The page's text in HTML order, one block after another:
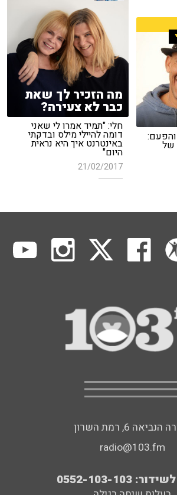
מה הזכיר לך שאת
כבר לא צעירה?
חלי: "תמיד אמרו לי שאני
דומה להיילי מילס ובדקתי
באינטרנט איך היא נראית
היום"
21/02/2017
והפעם:
של
6, רמת השרון
radio@103.fm
0552-103-103